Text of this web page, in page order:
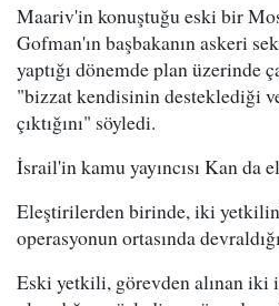
Maariv'in konuştuğu eski bir
Gofman'ın başbakanın askeri
yaptığı dönemde plan üzerinde
"bizzat kendisinin desteklediği
çıktığını" söyledi.
İsrail'in kamu yayıncısı Kan da
Eleştirilerden birinde, iki
operasyonun ortasında
Eski yetkili, görevden alınan iki